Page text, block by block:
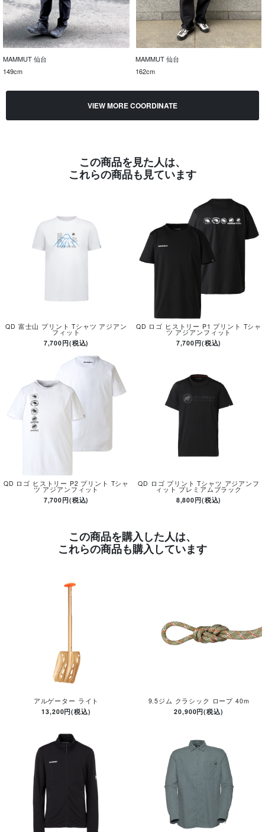
MAMMUT 仙台
149cm
MAMMUT 仙台
162cm
VIEW MORE COORDINATE
この商品を見た人は、
これらの商品も見ています
QD 富士山 プリント Tシャツ アジアン
フィット
7,700円(税込)
QD ロゴ ヒストリー P1 プリント Tシャ
ツ アジアンフィット
7,700円(税込)
QD ロゴ ヒストリー P2 プリント Tシャ
ツ アジアンフィット
7,700円(税込)
QD ロゴ プリント Tシャツ アジアンフ
ィット プレミアムブラック
8,800円(税込)
この商品を購入した人は、
これらの商品も購入しています
アルゲーター ライト
13,200円(税込)
9.5ジム クラシック ロープ 40m
20,900円(税込)